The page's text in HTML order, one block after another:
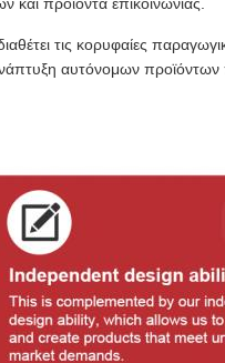
τις κορυφαίες
αυτόνομων